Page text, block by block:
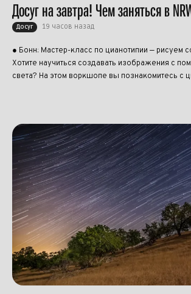
Досуг на завтра! Чем заняться в
Досуг 19 часов назад
● Бонн: Мастер-класс по цианотипии — рисуем
Хотите научиться создавать изображения с
света? На этом воркшопе вы познакомитесь с